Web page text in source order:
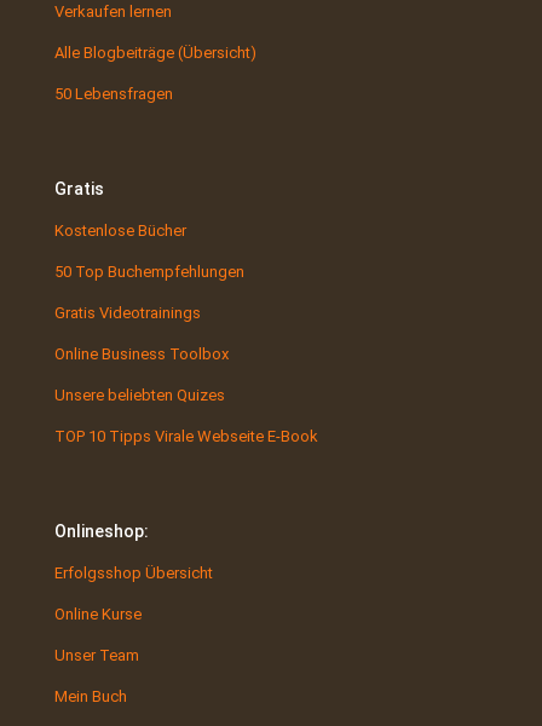
Verkaufen lernen
Alle Blogbeiträge (Übersicht)
50 Lebensfragen
Gratis
Kostenlose Bücher
50 Top Buchempfehlungen
Gratis Videotrainings
Online Business Toolbox
Unsere beliebten Quizes
TOP 10 Tipps Virale Webseite E-Book
Onlineshop:
Erfolgsshop Übersicht
Online Kurse
Unser Team
Mein Buch